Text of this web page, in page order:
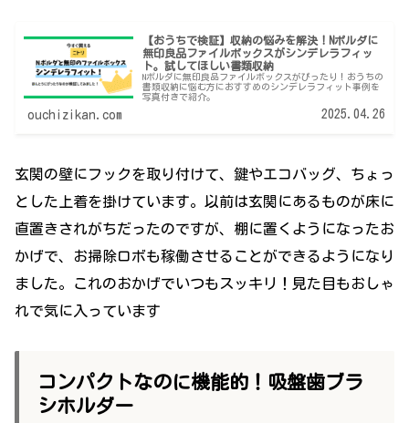
【おうちで検証】収納の悩みを解決！Nポルダに
無印良品ファイルボックスがシンデレラフィッ
ト。試してほしい書類収納
Nポルダに無印良品ファイルボックスがぴったり！おうちの
書類収納に悩む方におすすめのシンデレラフィット事例を
写真付きで紹介。
ouchizikan.com 2025.04.26
玄関の壁にフックを取り付けて、鍵やエコバッグ、ちょっ
とした上着を掛けています。以前は玄関にあるものが床に
直置きされがちだったのですが、棚に置くようになったお
かげで、お掃除ロボも稼働させることができるようになり
ました。これのおかげでいつもスッキリ！見た目もおしゃ
れで気に入っています
コンパクトなのに機能的！吸盤歯ブラ
シホルダー